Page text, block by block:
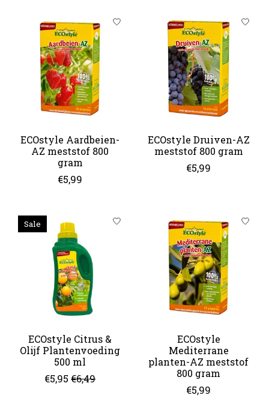
ECOstyle Aardbeien-
AZ meststof 800
gram
€5,99
ECOstyle Druiven-AZ
meststof 800 gram
€5,99
Sale
ECOstyle Citrus &
Olijf Plantenvoeding
500 ml
€5,95 €6,49
ECOstyle
Mediterrane
planten-AZ meststof
800 gram
€5,99